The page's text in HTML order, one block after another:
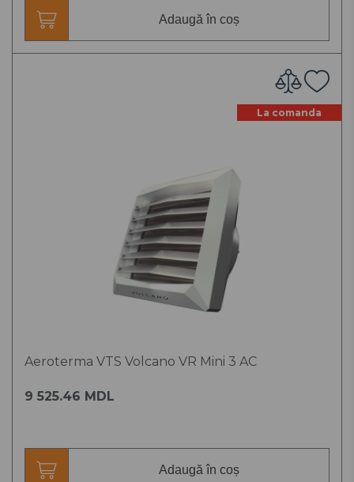
Adaugă în coș
La comanda
Aeroterma VTS Volcano VR Mini 3 AC
9 525.46 MDL
Adaugă în coș